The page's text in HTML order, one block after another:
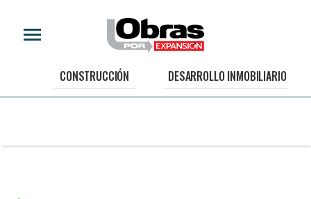
CONSTRUCCIÓN DESARROLLO INMOBILIARIO